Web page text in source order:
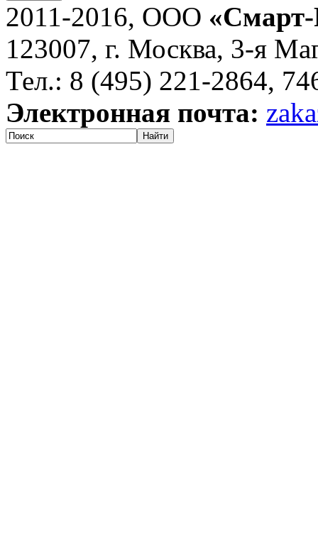
2011-2016, ООО
123007, г. Москва, 3-я
Тел.: 8 (495) 221-2864,
Электронная почта:
Найти